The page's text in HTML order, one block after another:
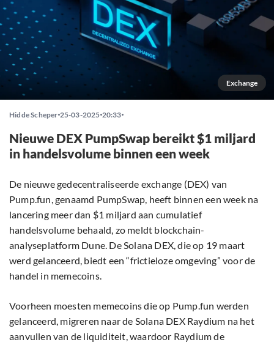
Exchange
Hidde Scheper 25-03-2025 20:33
Nieuwe DEX PumpSwap bereikt $1 miljard
in handelsvolume binnen een week
De nieuwe gedecentraliseerde exchange (DEX) van
Pump.fun, genaamd PumpSwap, heeft binnen een week na
lancering meer dan $1 miljard aan cumulatief
handelsvolume behaald, zo meldt blockchain-
analyseplatform Dune. De Solana DEX, die op 19 maart
werd gelanceerd, biedt een “frictieloze omgeving” voor de
handel in memecoins.
Voorheen moesten memecoins die op Pump.fun werden
gelanceerd, migreren naar de Solana DEX Raydium na het
aanvullen van de liquiditeit, waardoor Raydium de